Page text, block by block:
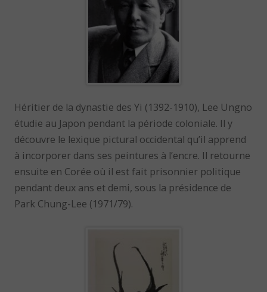
Héritier de la dynastie des Yi (1392-1910), Lee Ungno
étudie au Japon pendant la période coloniale. Il y
découvre le lexique pictural occidental qu’il apprend
à incorporer dans ses peintures à l’encre. Il retourne
ensuite en Corée où il est fait prisonnier politique
pendant deux ans et demi, sous la présidence de
Park Chung-Lee (1971/79).